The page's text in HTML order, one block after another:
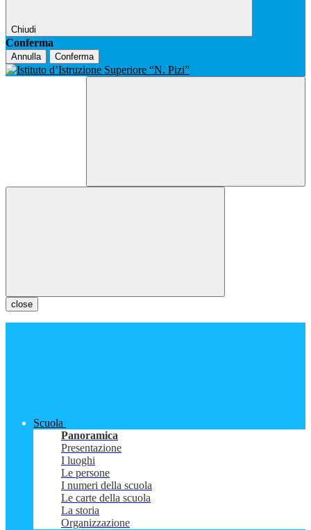
Chiudi
Conferma
Annulla Conferma
close
Scuola
Panoramica
Presentazione
I luoghi
Le persone
I numeri della scuola
Le carte della scuola
La storia
Organizzazione